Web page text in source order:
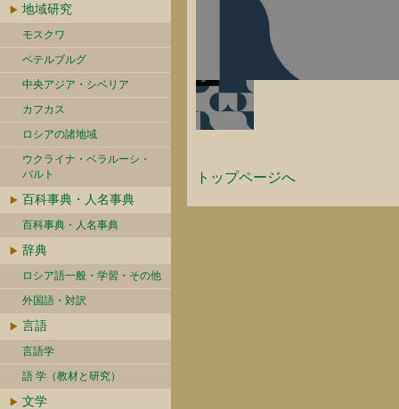
地域研究
モスクワ
ペテルブルグ
中央アジア・シベリア
カフカス
ロシアの諸地域
ウクライナ・ベラルーシ・
バルト
百科事典・人名事典
百科事典・人名事典
辞典
ロシア語一般・学習・その他
外国語・対訳
言語
言語学
語 学（教材と研究）
文学
トップページへ